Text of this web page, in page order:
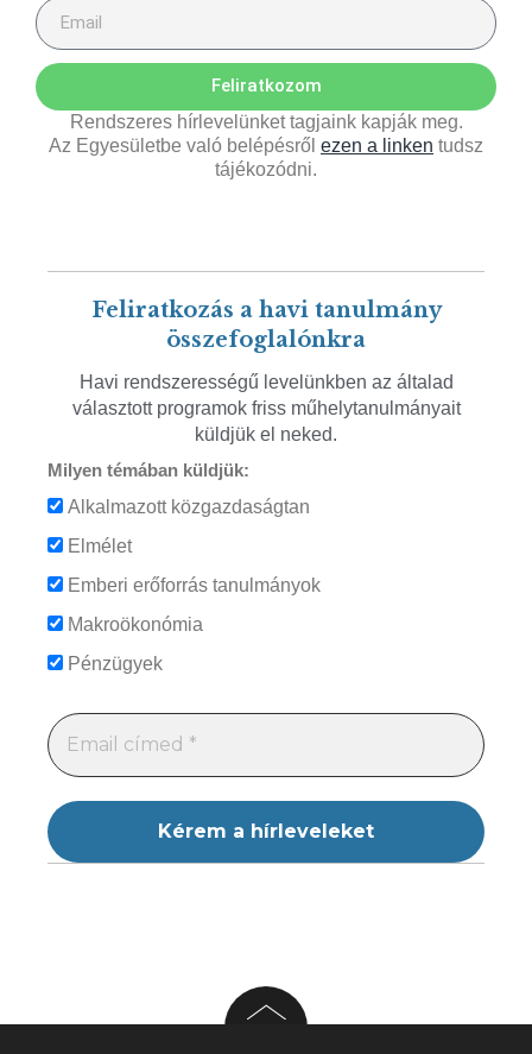
Feliratkozom
Rendszeres hírlevelünket tagjaink kapják meg.
Az Egyesületbe való belépésről ezen a linken tudsz
tájékozódni.
Feliratkozás a havi tanulmány
összefoglalónkra
Havi rendszerességű levelünkben az általad
választott programok friss műhelytanulmányait
küldjük el neked.
Milyen témában küldjük:
Alkalmazott közgazdaságtan
Elmélet
Emberi erőforrás tanulmányok
Makroökonómia
Pénzügyek